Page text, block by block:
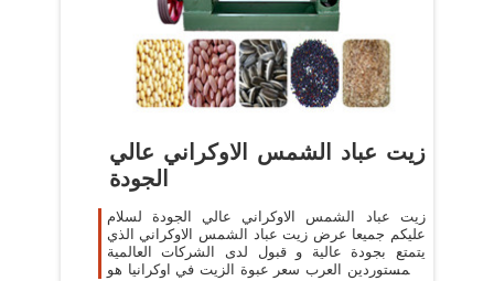
زيت عباد الشمس الاوكراني عالي
الجودة
زيت عباد الشمس الاوكراني عالي الجودة لسلام
عليكم جميعا عرض زيت عباد الشمس الاوكراني الذي
يتمتع بجودة عالية و قبول لدى الشركات العالمية
والمستوردين العرب سعر عبوة الزيت في اوكرانيا هو